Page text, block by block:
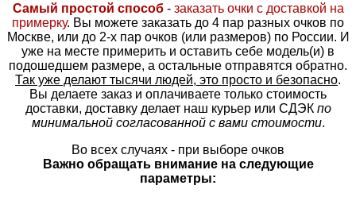
Самый простой способ- заказать очки с доставкой на
примерку. Вы можете заказать до 4 пар разных очков по
Москве, или до 2-х пар очков (или размеров) по России. И
уже на месте примерить и оставить себе модель(и) в
подошедшем размере, а остальные отправятся обратно.
Так уже делают тысячи людей, это просто и безопасно.
Вы делаете заказ и оплачиваете только стоимость
доставки, доставку делает наш курьер или СДЭК по
минимальной согласованной с вами стоимости.
Во всех случаях - при выборе очков
Важно обращать внимание на следующие
параметры: